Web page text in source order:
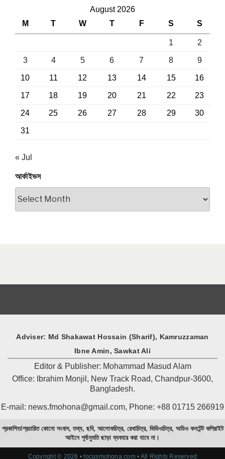
August 2026
M
T W T F S S
1 2
3 4 5 6 7 8 9
10 11 12 13 14 15 16
17 18 19 20 21 22 23
24 25 26 27 28 29 30
31
« Jul
আর্কাইভস
Adviser: Md Shakawat Hossain (Sharif), Kamruzzaman
Ibne Amin, Sawkat Ali
Editor & Publisher: Mohammad Masud Alam
Office: Ibrahim Monjil, New Track Road, Chandpur-3600,
Bangladesh.
E-mail: news.fmohona@gmail.com, Phone: +88 01715 266919
প্রকাশিত/প্রচারিত কোনো সংবাদ, তথ্য, ছবি, আলোকচিত্র, রেখাচিত্র, ভিডিওচিত্র, অডিও কনটেন্ট কপিরাইট
আইনে পূর্বানুমতি ছাড়া ব্যবহার করা যাবে না।
Copyright © 2026 • focusmohona.com • All Rights Reserved